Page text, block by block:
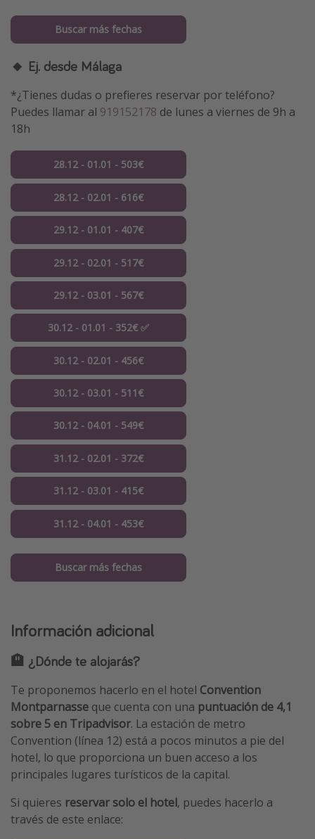
Buscar más fechas
🔸 Ej. desde Málaga
*¿Tienes dudas o prefieres reservar por teléfono?
Puedes llamar al 919152178 de lunes a viernes de 9h a
18h
28.12 - 01.01 - 503€
28.12 - 02.01 - 616€
29.12 - 01.01 - 407€
29.12 - 02.01 - 517€
29.12 - 03.01 - 567€
30.12 - 01.01 - 352€ ✅
30.12 - 02.01 - 456€
30.12 - 03.01 - 511€
30.12 - 04.01 - 549€
31.12 - 02.01 - 372€
31.12 - 03.01 - 415€
31.12 - 04.01 - 453€
Buscar más fechas
Información adicional
🏨 ¿Dónde te alojarás?
Te proponemos hacerlo en el hotel Convention
Montparnasse que cuenta con una puntuación de 4,1
sobre 5 en Tripadvisor. La estación de metro
Convention (línea 12) está a pocos minutos a pie del
hotel, lo que proporciona un buen acceso a los
principales lugares turísticos de la capital.
Si quieres reservar solo el hotel, puedes hacerlo a
través de este enlace: